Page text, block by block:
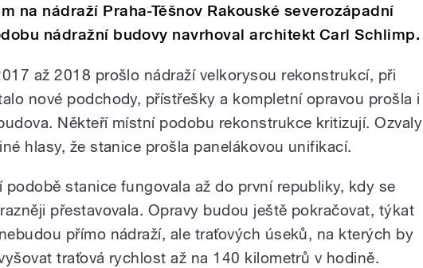
na nádraží Praha-Těšnov Rakouské severozápadní
nádražní budovy navrhoval architekt Carl Schlimp.
až 2018 prošlo nádraží velkorysou rekonstrukcí, při
nové podchody, přístřešky a kompletní opravou prošla i
Někteří místní podobu rekonstrukce kritizují. Ozvaly
hlasy, že stanice prošla panelákovou unifikací.
podobě stanice fungovala až do první republiky, kdy se
přestavovala. Opravy budou ještě pokračovat, týkat
přímo nádraží, ale traťových úseků, na kterých by
traťová rychlost až na 140 kilometrů v hodině.